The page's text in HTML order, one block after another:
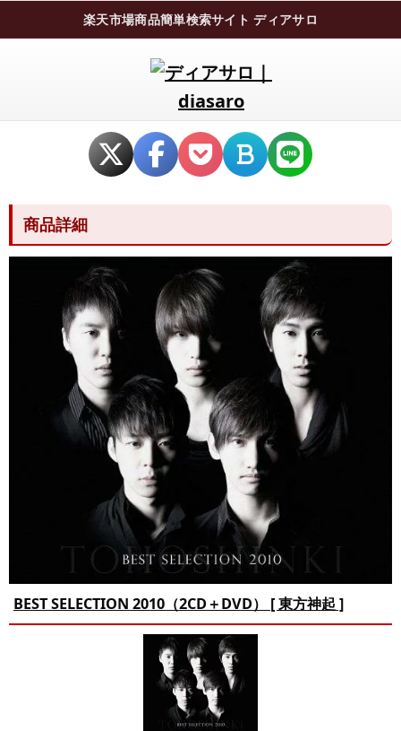
楽天市場商品簡単検索サイト ディアサロ
商品詳細
BEST SELECTION 2010（2CD＋DVD） [ 東方神起 ]